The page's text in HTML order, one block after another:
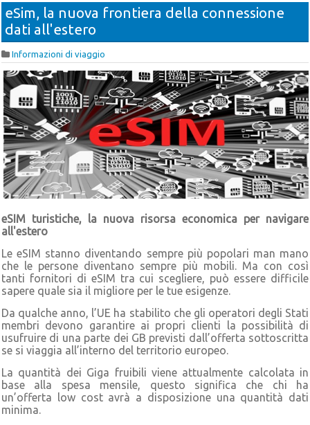
eSim, la nuova frontiera della connessione
dati all'estero
Informazioni di viaggio
eSIM turistiche, la nuova risorsa economica per navigare
all'estero
Le eSIM stanno diventando sempre più popolari man mano
che le persone diventano sempre più mobili. Ma con così
tanti fornitori di eSIM tra cui scegliere, può essere difficile
sapere quale sia il migliore per le tue esigenze.
Da qualche anno, l’UE ha stabilito che gli operatori degli Stati
membri devono garantire ai propri clienti la possibilità di
usufruire di una parte dei GB previsti dall’offerta sottoscritta
se si viaggia all’interno del territorio europeo.
La quantità dei Giga fruibili viene attualmente calcolata in
base alla spesa mensile, questo significa che chi ha
un’offerta low cost avrà a disposizione una quantità dati
minima.